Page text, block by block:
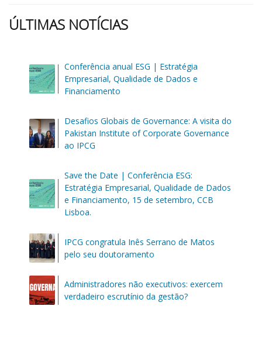
ÚLTIMAS NOTÍCIAS
Conferência anual ESG | Estratégia
Empresarial, Qualidade de Dados e
Financiamento
Desafios Globais de Governance: A visita do
Pakistan Institute of Corporate Governance
ao IPCG
Save the Date | Conferência ESG:
Estratégia Empresarial, Qualidade de Dados
e Financiamento, 15 de setembro, CCB
Lisboa.
IPCG congratula Inês Serrano de Matos
pelo seu doutoramento
Administradores não executivos: exercem
verdadeiro escrutínio da gestão?